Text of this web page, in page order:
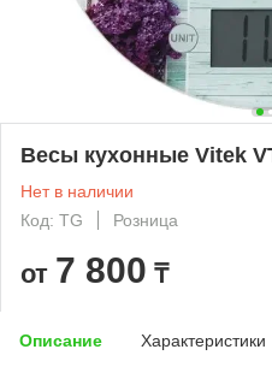
Весы кухонные Vitek
Нет в наличии
Код: TG
Розница
от 7 800 ₸
Описание Характеристики